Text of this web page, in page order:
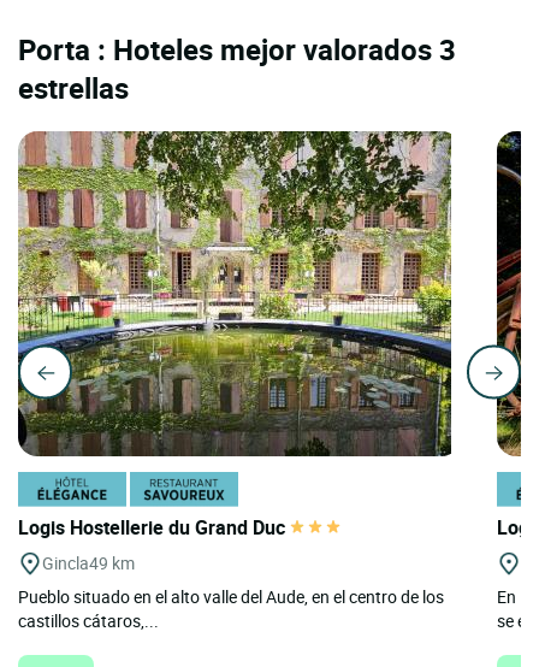
Porta : Hoteles mejor valorados 3
estrellas
Logis Hostellerie du Grand Duc
Gincla49 km
Pueblo situado en el alto valle del Aude, en el centro de los
castillos cátaros,...
En
se